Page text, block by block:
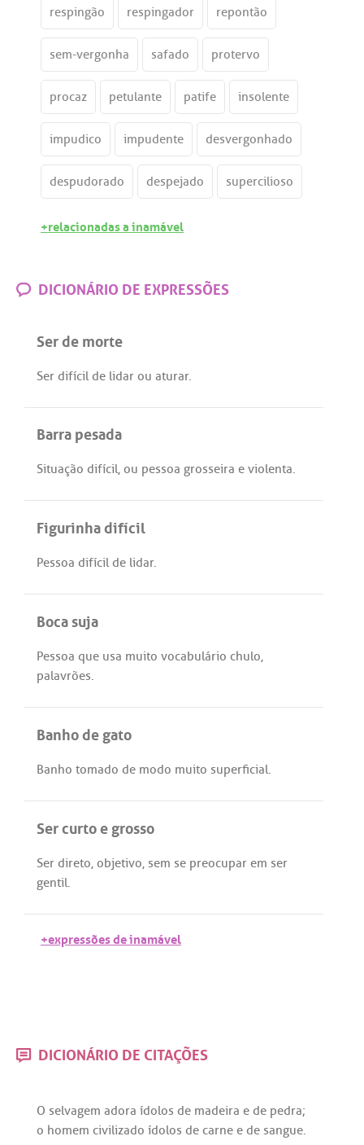
respingão respingador repontão
sem-vergonha safado protervo
procaz petulante patife insolente
impudico impudente desvergonhado
despudorado despejado supercilioso
+relacionadas a inamável
DICIONÁRIO DE EXPRESSÕES
Ser de morte
Ser difícil de lidar ou aturar.
Barra pesada
Situação difícil, ou pessoa grosseira e violenta.
Figurinha difícil
Pessoa difícil de lidar.
Boca suja
Pessoa que usa muito vocabulário chulo,
palavrões.
Banho de gato
Banho tomado de modo muito superficial.
Ser curto e grosso
Ser direto, objetivo, sem se preocupar em ser
gentil.
+expressões de inamável
DICIONÁRIO DE CITAÇÕES
O selvagem adora ídolos de madeira e de pedra;
o homem civilizado ídolos de carne e de sangue.